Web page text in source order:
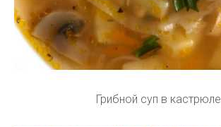
Грибной суп в кастрюле